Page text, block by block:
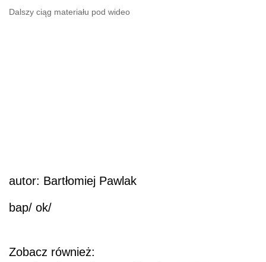
Dalszy ciąg materiału pod wideo
autor: Bartłomiej Pawlak
bap/ ok/
Zobacz również: